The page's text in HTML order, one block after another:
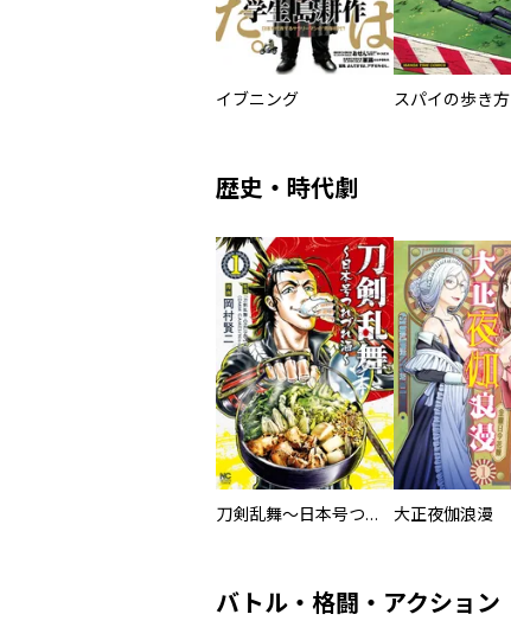
イブニング スパイの歩き方
歴史・時代劇
刀剣乱舞～日本号つれづれ酒～
バトル・格闘・アクション